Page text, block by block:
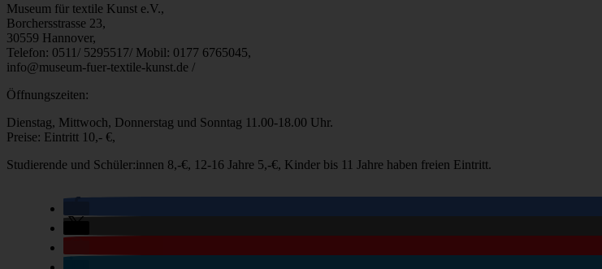
Museum für textile Kunst e.V.,
Borchersstrasse 23,
30559 Hannover,
Telefon: 0511/ 5295517/ Mobil: 0177 6765045,
info@museum-fuer-textile-kunst.de /
Öffnungszeiten:
Dienstag, Mittwoch, Donnerstag und Sonntag 11.00-18.00 Uhr.
Preise: Eintritt 10,- €,
Studierende und Schüler:innen 8,-€, 12-16 Jahre 5,-€, Kinder bis 11 Jahre haben freien Eintritt.